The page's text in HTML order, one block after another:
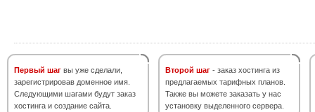
Первый шаг вы уже сделали,
зарегистрировав доменное имя.
Следующими шагами будут заказ
хостинга и создание сайта.
Второй шаг - заказ хостинга из
предлагаемых тарифных планов.
Также вы можете заказать у нас
установку выделенного сервера.